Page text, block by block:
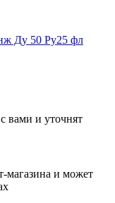
вами и уточнят
магазина и может